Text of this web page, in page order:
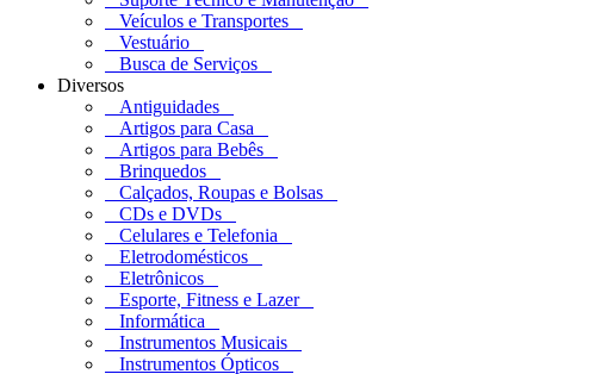
Veículos e Transportes
Vestuário
Busca de Serviços
Diversos
Antiguidades
Artigos para Casa
Artigos para Bebês
Brinquedos
Calçados, Roupas e Bolsas
CDs e DVDs
Celulares e Telefonia
Eletrodomésticos
Eletrônicos
Esporte, Fitness e Lazer
Informática
Instrumentos Musicais
Instrumentos Ópticos